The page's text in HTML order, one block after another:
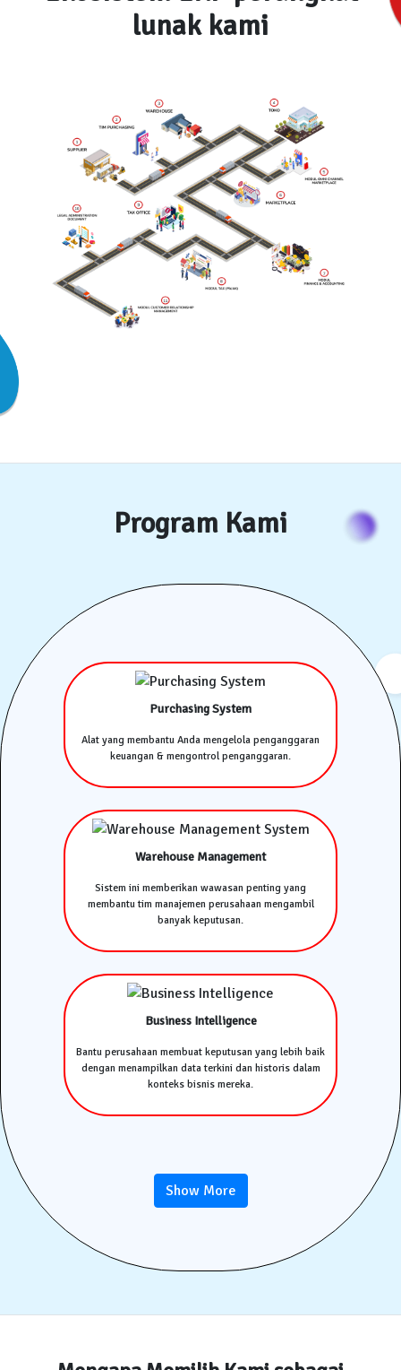
lunak kami
Program Kami
Purchasing System
Alat yang membantu Anda mengelola penganggaran
keuangan & mengontrol penganggaran.
Warehouse Management
Sistem ini memberikan wawasan penting yang
membantu tim manajemen perusahaan mengambil
banyak keputusan.
Business Intelligence
Bantu perusahaan membuat keputusan yang lebih baik
dengan menampilkan data terkini dan historis dalam
konteks bisnis mereka.
Show More